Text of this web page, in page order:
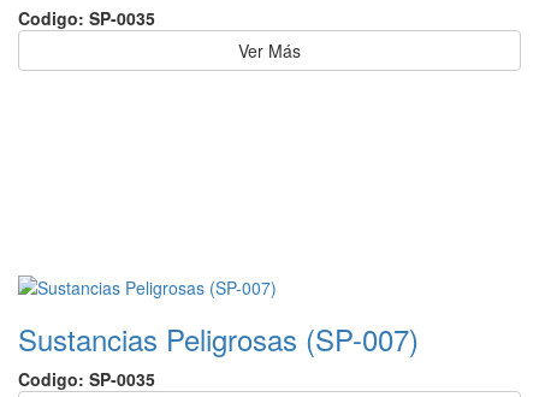
Codigo: SP-0035
Ver Más
Sustancias Peligrosas (SP-007)
Codigo: SP-0035